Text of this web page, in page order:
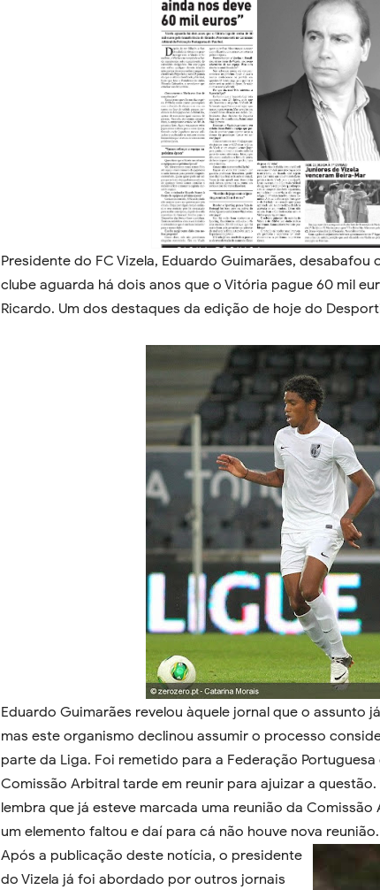
Presidente do FC Vizela, Eduardo Guimarães, desabafou
clube aguarda há dois anos que o Vitória pague 60 mil
Ricardo. Um dos destaques da edição de hoje do
Eduardo Guimarães revelou àquele jornal que o assunto
mas este organismo declinou assumir o processo
parte da Liga. Foi remetido para a Federação
Comissão Arbitral tarde em reunir para ajuizar a
lembra que já esteve marcada uma reunião da Comissão
um elemento faltou e daí para cá não houve nova reunião.
Após a publicação deste notícia, o presidente
do Vizela já foi abordado por outros jornais